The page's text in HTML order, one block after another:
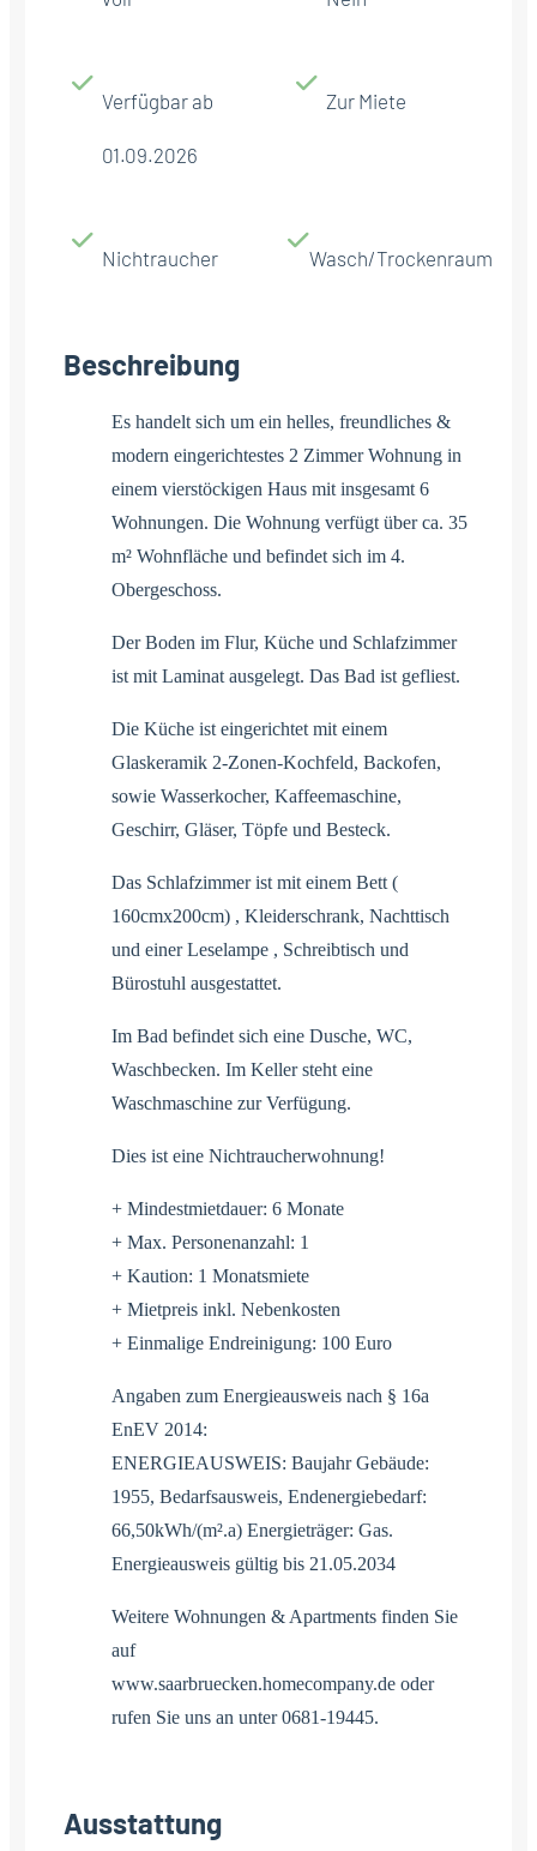
Verfügbar ab
01.09.2026
Zur Miete
Nichtraucher Wasch/Trockenraum
Beschreibung
Es handelt sich um ein helles, freundliches &
modern eingerichtestes 2 Zimmer Wohnung in
einem vierstöckigen Haus mit insgesamt 6
Wohnungen. Die Wohnung verfügt über ca. 35
m² Wohnfläche und befindet sich im 4.
Obergeschoss.
Der Boden im Flur, Küche und Schlafzimmer
ist mit Laminat ausgelegt. Das Bad ist gefliest.
Die Küche ist eingerichtet mit einem
Glaskeramik 2-Zonen-Kochfeld, Backofen,
sowie Wasserkocher, Kaffeemaschine,
Geschirr, Gläser, Töpfe und Besteck.
Das Schlafzimmer ist mit einem Bett (
160cmx200cm) , Kleiderschrank, Nachttisch
und einer Leselampe , Schreibtisch und
Bürostuhl ausgestattet.
Im Bad befindet sich eine Dusche, WC,
Waschbecken. Im Keller steht eine
Waschmaschine zur Verfügung.
Dies ist eine Nichtraucherwohnung!
+ Mindestmietdauer: 6 Monate
+ Max. Personenanzahl: 1
+ Kaution: 1 Monatsmiete
+ Mietpreis inkl. Nebenkosten
+ Einmalige Endreinigung: 100 Euro
Angaben zum Energieausweis nach § 16a
EnEV 2014:
ENERGIEAUSWEIS: Baujahr Gebäude:
1955, Bedarfsausweis, Endenergiebedarf:
66,50kWh/(m².a) Energieträger: Gas.
Energieausweis gültig bis 21.05.2034
Weitere Wohnungen & Apartments finden Sie
auf
www.saarbruecken.homecompany.de oder
rufen Sie uns an unter 0681-19445.
Ausstattung